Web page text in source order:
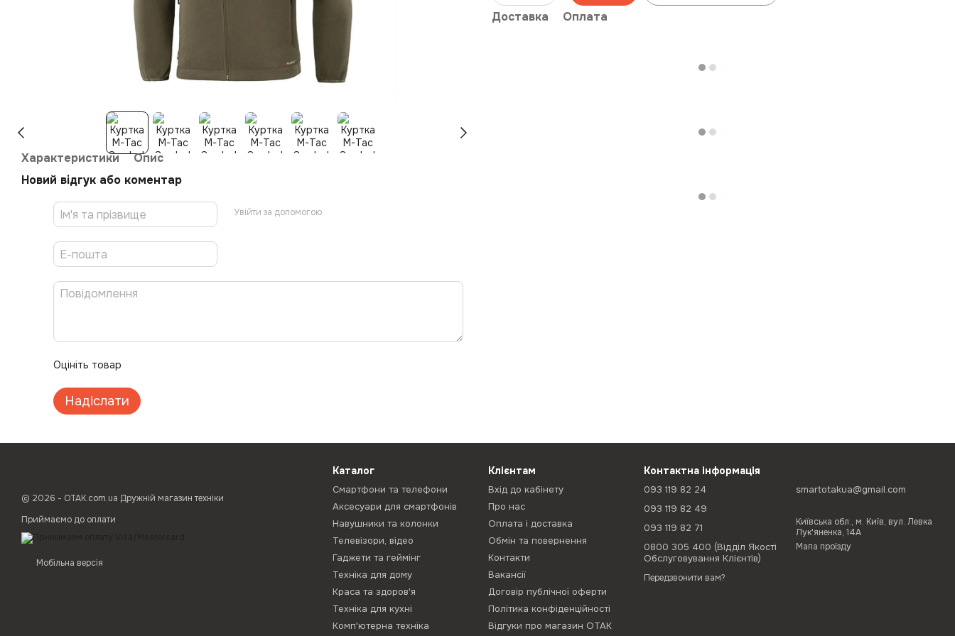
Характеристики
Опис
Новий відгук або коментар
Увійти за допомогою
Оцініть товар
Надіслати
Доставка Оплата
© 2026 - ОТАК.com.ua Дружній магазин техніки
Приймаємо до оплати
Мобільна версія
Каталог
Смартфони та телефони
Аксесуари для смартфонів
Навушники та колонки
Телевізори, відео
Гаджети та геймінг
Техніка для дому
Краса та здоров'я
Техніка для кухні
Комп'ютерна техніка
Клієнтам
Вхід до кабінету
Про нас
Оплата і доставка
Обмін та повернення
Контакти
Вакансії
Договір публічної оферти
Політика конфіденційності
Відгуки про магазин ОТАК
Контактна інформація
093 119 82 24
093 119 82 49
093 119 82 71
0800 305 400 (Відділ Якості
Обслуговування Клієнтів)
Передзвонити вам?
smartotakua@gmail.com
Київська обл., м. Київ, вул. Левка
Лук'яненка, 14А
Мапа проїзду